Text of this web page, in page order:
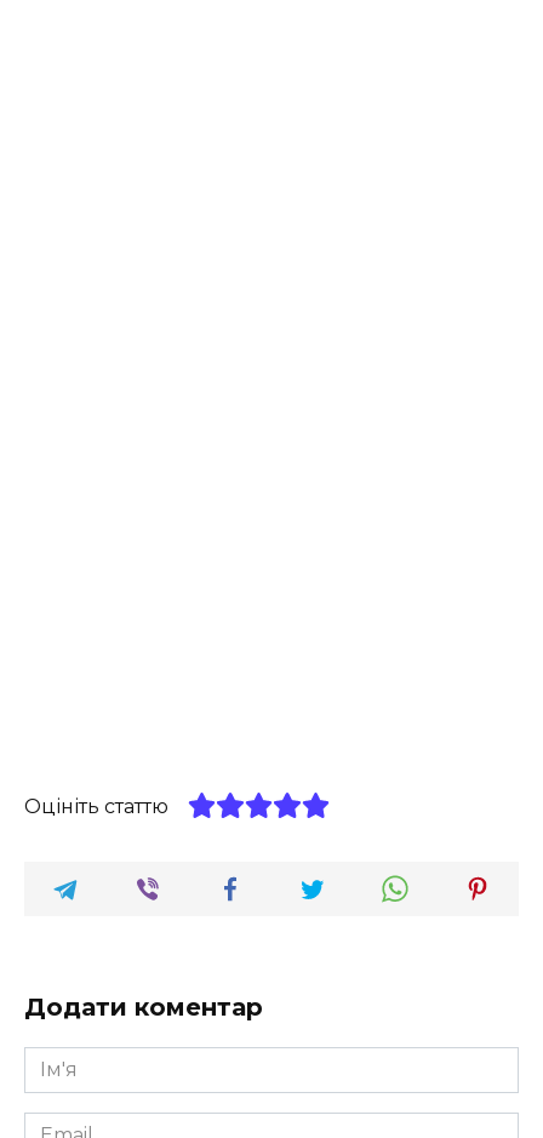
Оцініть статтю
Додати коментар
Ім'я
*
Email